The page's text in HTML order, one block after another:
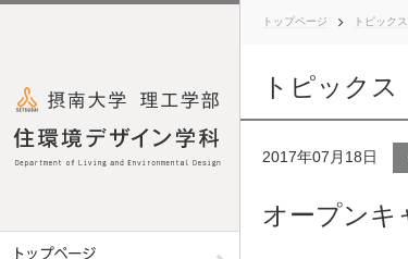
トップページ トピックス
トピックス
2017年07月18日
オープンキ